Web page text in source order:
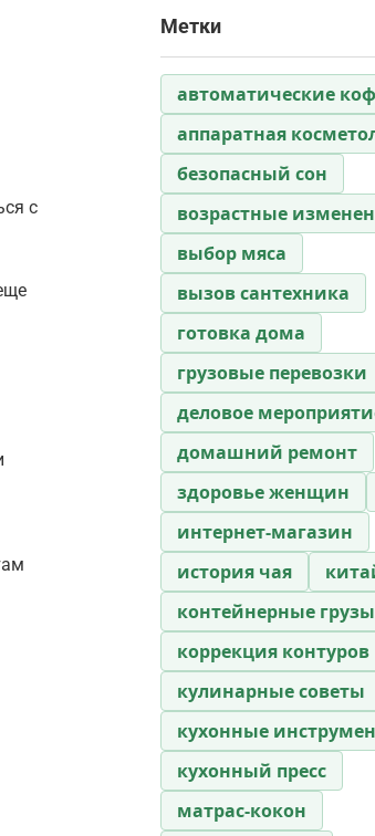
с
Метки
автоматические
аппаратная
безопасный сон
возрастные
выбор мяса
вызов сантехника
готовка дома
грузовые перевозки
деловое
домашний ремонт
здоровье женщин
интернет-магазин
история чая
контейнерные грузы
коррекция контуров
кулинарные советы
кухонные
кухонный пресс
матрас-кокон